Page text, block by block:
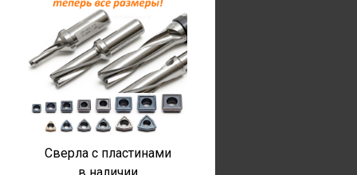
Сверла с пластинами